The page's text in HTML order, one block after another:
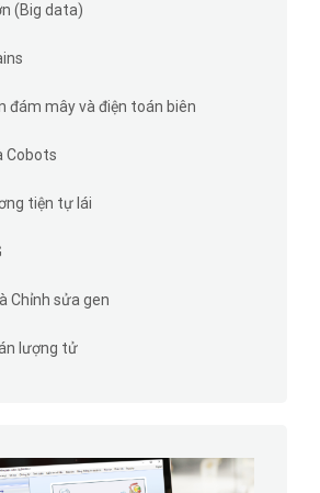
(Big data)
đám mây và điện toán biên
Cobots
tiện tự lái
Chỉnh sửa gen
lượng tử